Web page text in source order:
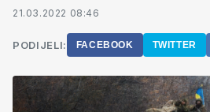
21.03.2022 08:46
PODIJELI: FACEBOOK TWITTER